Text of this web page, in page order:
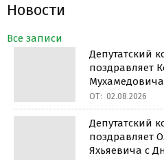
Новости
Все записи
Депутатский
поздравляет
ОТ: 02.08.2026
Депутатский
поздравляет
Яхьяевича с